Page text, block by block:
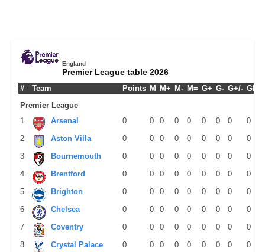
England
Premier League table 2026
# Team Points M M+ M- M= G+ G- G+/- GPM
Premier League
1
Arsenal 0 0 0 0 0 0 0 0
0
2
Aston Villa 0 0 0 0 0 0 0 0
0
3
Bournemouth 0 0 0 0 0 0 0 0
0
4
Brentford 0 0 0 0 0 0 0 0
0
5
Brighton 0 0 0 0 0 0 0 0
0
6
Chelsea 0 0 0 0 0 0 0 0
0
7
Coventry 0 0 0 0 0 0 0 0
0
8
Crystal Palace 0 0 0 0 0 0 0 0 0